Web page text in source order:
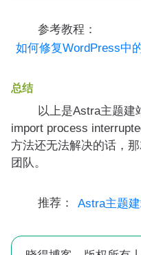
参考教程：
如何修复WordPress中
总结
以上是Astra主题建
import process
方法还无法解决的话，
团队。
推荐： Astra主题